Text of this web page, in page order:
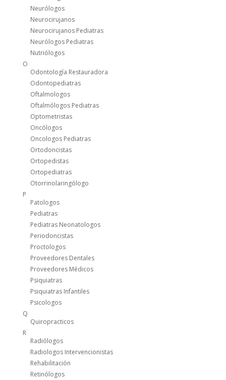
Neurólogos
Neurocirujanos
Neurocirujanos Pediatras
Neurólogos Pediatras
Nutriólogos
O
Odontología Restauradora
Odontopediatras
Oftalmologos
Oftalmólogos Pediatras
Optometristas
Oncólogos
Oncologos Pediatras
Ortodoncistas
Ortopedistas
Ortopediatras
Otorrinolaringólogo
P
Patologos
Pediatras
Pediatras Neonatologos
Periodoncistas
Proctologos
Proveedores Dentales
Proveedores Médicos
Psiquiatras
Psiquiatras Infantiles
Psicologos
Q
Quiropracticos
R
Radiólogos
Radiologos Intervencionistas
Rehabilitación
Retinólogos